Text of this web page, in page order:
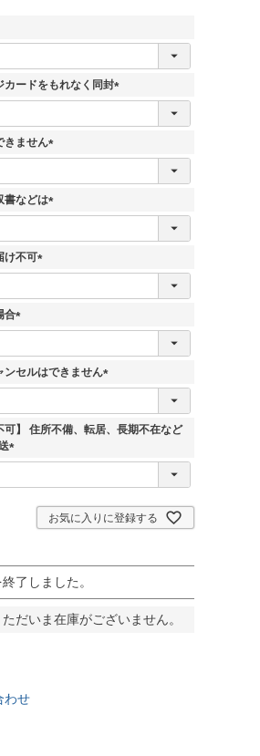
カードをもれなく同封
(
きません
(
須
書などは
(
け不可
(
合
(
須
ンセルはできません
(
須
可】 住所不備、転居、長期不在など
(
お気に入りに登録する
了しました。
だいま在庫がございません。
わせ